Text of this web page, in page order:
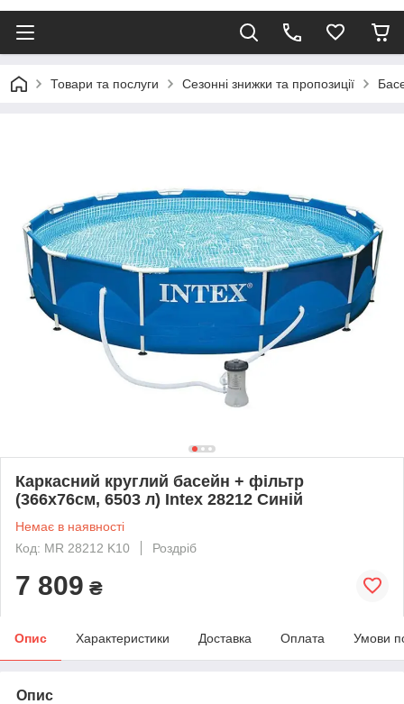
Товари та послуги Сезонні знижки та пропозиції
Каркасний круглий басейн + фільтр
(366х76см, 6503 л) Intex 28212 Синій
Немає в наявності
Код: MR 28212 K10
Роздріб
7 809 ₴
Опис Характеристики Доставка Оплата Умови
Опис